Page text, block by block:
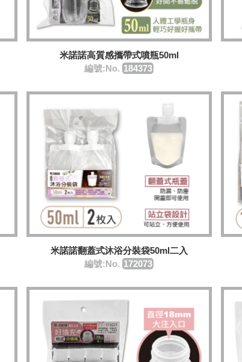
米諾諾高質感攜帶式噴瓶50ml
編號:No. 184373
米諾諾翻蓋式沐浴分裝袋50ml二入
編號:No. 172073